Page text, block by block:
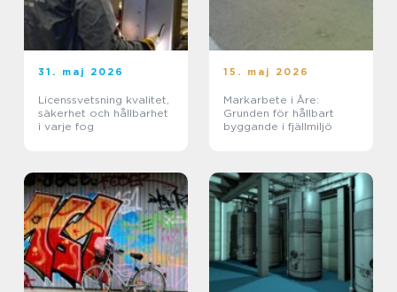
31. maj 2026
Licenssvetsning kvalitet,
säkerhet och hållbarhet
i varje fog
15. maj 2026
Markarbete i Åre:
Grunden för hållbart
byggande i fjällmiljö